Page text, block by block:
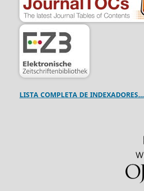
LISTA COMPLETA DE INDEXADORES...